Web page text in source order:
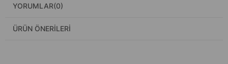
YORUMLAR(0)
ÜRÜN ÖNERILERI